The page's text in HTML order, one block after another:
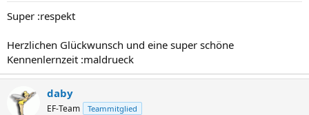
Super :respekt
Herzlichen Glückwunsch und eine super schöne
Kennenlernzeit :maldrueck
daby
EF-Team Teammitglied